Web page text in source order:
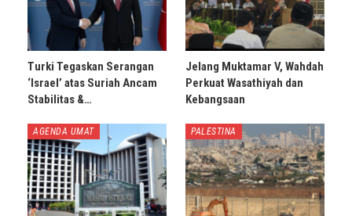
Turki Tegaskan Serangan
‘Israel’ atas Suriah Ancam
Stabilitas &…
Jelang Muktamar V, Wahdah
Perkuat Wasathiyah dan
Kebangsaan
AGENDA UMAT PALESTINA